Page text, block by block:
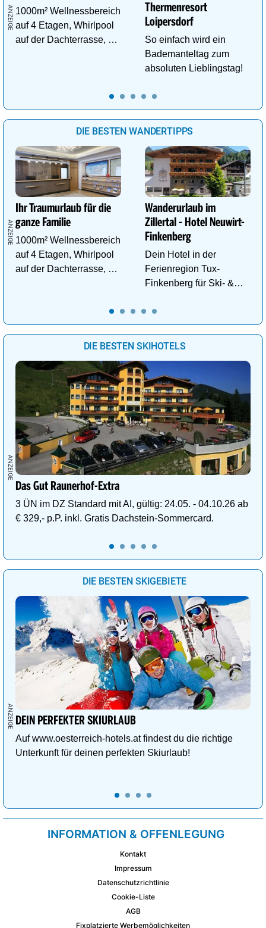
1000m² Wellnessbereich
auf 4 Etagen, Whirlpool
auf der Dachterrasse, 4
Thermenresort
Loipersdorf
So einfach wird ein
Bademanteltag zum
absoluten Lieblingstag!
DIE BESTEN WANDERTIPPS
Ihr Traumurlaub für die
ganze Familie
1000m² Wellnessbereich
auf 4 Etagen, Whirlpool
auf der Dachterrasse, 4
Wanderurlaub im
Zillertal - Hotel Neuwirt-
Finkenberg
Dein Hotel in der
Ferienregion Tux-
Finkenberg für Ski- &
bis zu 3250m.
DIE BESTEN SKIHOTELS
Das Gut Raunerhof-Extra
3 ÜN im DZ Standard mit AI, gültig: 24.05. - 04.10.26 ab
€ 329,- p.P. inkl. Gratis Dachstein-Sommercard.
DIE BESTEN SKIGEBIETE
DEIN PERFEKTER SKIURLAUB
Auf www.oesterreich-hotels.at findest du die richtige
Unterkunft für deinen perfekten Skiurlaub!
INFORMATION & OFFENLEGUNG
Kontakt
Impressum
Datenschutzrichtlinie
Cookie-Liste
AGB
Fixplatzierte Werbemöglichkeiten